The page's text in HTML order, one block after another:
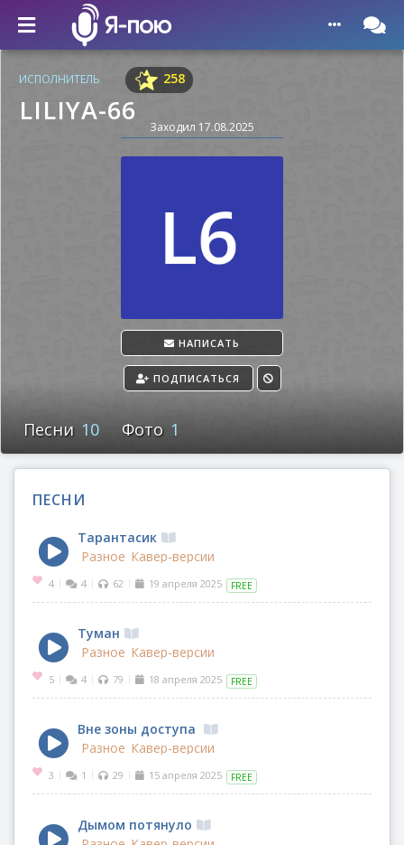
Исполнитель
ИСПОЛНИТЕЛЬ 258
LILIYA-66
Заходил 17.08.2025
НАПИСАТЬ
ПОДПИСАТЬСЯ
Песни 10 Фото 1
ПЕСНИ
Тарантасик
Разное Кавер-версии
4 | 4 | 62 | 19 апреля 2025 FREE
Туман
Разное Кавер-версии
5 | 4 | 79 | 18 апреля 2025 FREE
Вне зоны доступа
Разное Кавер-версии
3 | 1 | 29 | 15 апреля 2025 FREE
Дымом потянуло